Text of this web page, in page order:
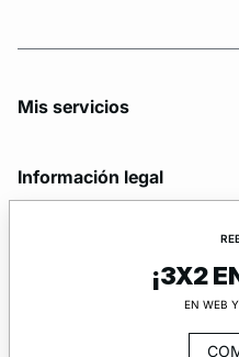
¡3X2
EN WEB
Mis servicios
Información legal